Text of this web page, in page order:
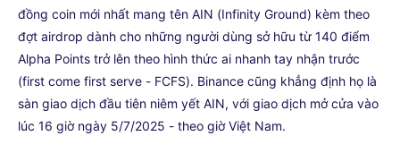
đồng coin mới nhất mang tên AIN (Infinity Ground) kèm theo
đợt airdrop dành cho những người dùng sở hữu từ 140 điểm
Alpha Points trở lên theo hình thức ai nhanh tay nhận trước
(first come first serve - FCFS). Binance cũng khẳng định họ là
sàn giao dịch đầu tiên niêm yết AIN, với giao dịch mở cửa vào
lúc 16 giờ ngày 5/7/2025 - theo giờ Việt Nam.